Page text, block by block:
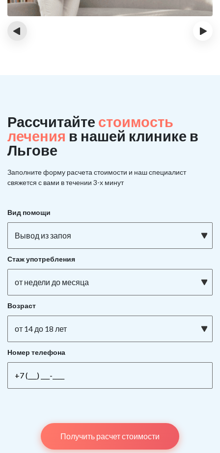
‹ ›
Рассчитайте стоимость
лечения в нашей клинике в
Льгове
Заполните форму расчета стоимости и нашспециалист
свяжется с вами в течении 3-х минут
Вид помощи
Вывод из запоя
Стаж употребления
от недели до месяца
Возраст
от 14 до 18 лет
Номер телефона
Получить расчет стоимости